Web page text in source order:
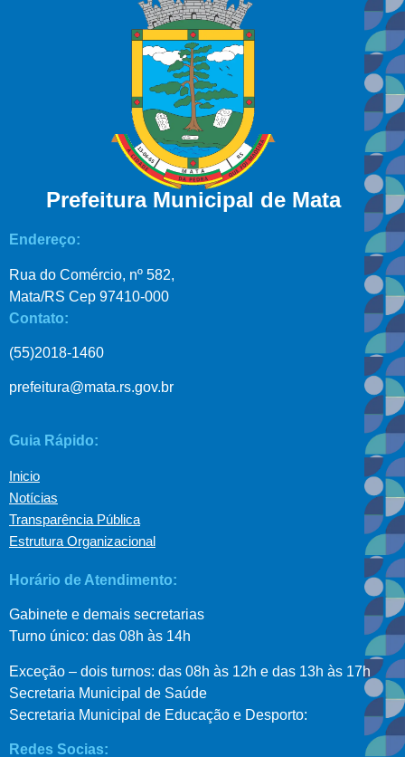
Prefeitura Municipal de Mata
Endereço:
Rua do Comércio, nº 582,
Mata/RS Cep 97410-000
Contato:
(55)2018-1460
prefeitura@mata.rs.gov.br
Guia Rápido:
Inicio
Notícias
Transparência Pública
Estrutura Organizacional
Horário de Atendimento:
Gabinete e demais secretarias
Turno único: das 08h às 14h
Exceção – dois turnos: das 08h às 12h e das 13h às 17h
Secretaria Municipal de Saúde
Secretaria Municipal de Educação e Desporto:
Redes Socias: